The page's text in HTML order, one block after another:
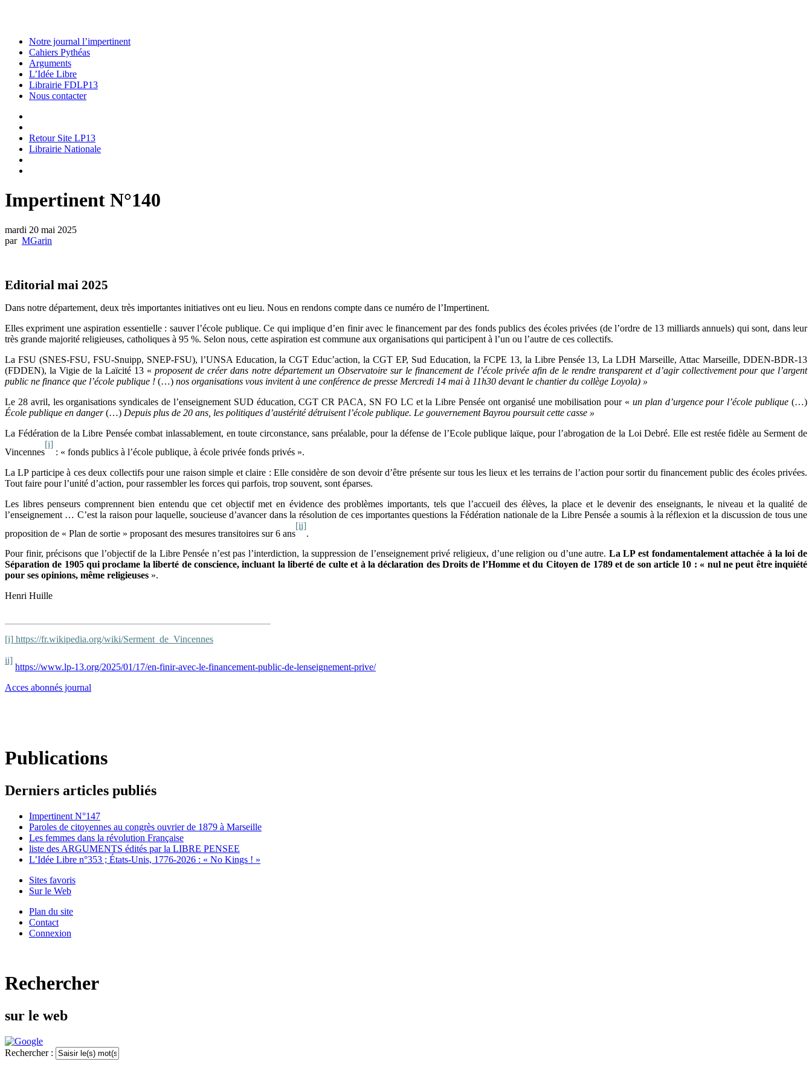
Notre journal l’impertinent
Cahiers Pythéas
Arguments
L’Idée Libre
Librairie FDLP13
Nous contacter
Retour Site LP13
Librairie Nationale
Impertinent N°140
mardi 20 mai 2025
par MGarin
Editorial mai 2025
Dans notre département, deux très importantes initiatives ont eu lieu. Nous en rendons compte dans ce numéro de l’Impertinent.
Elles expriment une aspiration essentielle : sauver l’école publique. Ce qui implique d’en finir avec le financement par des fonds publics des écoles privées (de l’ordre de 13 milliards annuels) qui sont, dans leur
très grande majorité religieuses, catholiques à 95 %. Selon nous, cette aspiration est commune aux organisations qui participent à l’un ou l’autre de ces collectifs.
La FSU (SNES-FSU, FSU-Snuipp, SNEP-FSU), l’UNSA Education, la CGT Educ’action, la CGT EP, Sud Education, la FCPE 13, la Libre Pensée 13, La LDH Marseille, Attac Marseille, DDEN-BDR-13
(FDDEN), la Vigie de la Laïcité 13 « proposent de créer dans notre département un Observatoire sur le financement de l’école privée afin de le rendre transparent et d’agir collectivement pour que l’argent
public ne finance que l’école publique ! (…) nos organisations vous invitent à une conférence de presse Mercredi 14 mai à 11h30 devant le chantier du collège Loyola) »
Le 28 avril, les organisations syndicales de l’enseignement SUD éducation, CGT CR PACA, SN FO LC et la Libre Pensée ont organisé une mobilisation pour « un plan d’urgence pour l’école publique (…)
École publique en danger(…) Depuis plus de 20 ans, les politiques d’austérité détruisent l’école publique. Le gouvernement Bayrou poursuit cette casse »
La Fédération de la Libre Pensée combat inlassablement, en toute circonstance, sans préalable, pour la défense de l’Ecole publique laïque, pour l’abrogation de la Loi Debré. Elle est restée fidèle au Serment de
Vincennes
[i]
: « fonds publics à l’école publique, à école privée fonds privés ».
La LP participe à ces deux collectifs pour une raison simple et claire : Elle considère de son devoir d’être présente sur tous les lieux et les terrains de l’action pour sortir du financement public des écoles privées.
Tout faire pour l’unité d’action, pour rassembler les forces qui parfois, trop souvent, sont éparses.
Les libres penseurs comprennent bien entendu que cet objectif met en évidence des problèmes importants, tels que l’accueil des élèves, la place et le devenir des enseignants, le niveau et la qualité de
l’enseignement … C’est la raison pour laquelle, soucieuse d’avancer dans la résolution de ces importantes questions la Fédération nationale de la Libre Pensée a soumis à la réflexion et la discussion de tous une
proposition de « Plan de sortie » proposant des mesures transitoires sur 6 ans
[ii]
Pour finir, précisons que l’objectif de la Libre Pensée n’est pas l’interdiction, la suppression de l’enseignement privé religieux, d’une religion ou d’une autre. La LP est fondamentalement attachée à la loi de
Séparation de 1905 qui proclame la liberté de conscience, incluant la liberté de culte et à la déclaration des Droits de l’Homme et du Citoyen de 1789 et de son article 10 : « nul ne peut être inquiété
pour ses opinions, même religieuses ».
Henri Huille
[i] https://fr.wikipedia.org/wiki/Serment_de_Vincennes
ii]
https://www.lp-13.org/2025/01/17/en-finir-avec-le-financement-public-de-lenseignement-prive/
Acces abonnés journal
Publications
Derniers articles publiés
Impertinent N°147
Paroles de citoyennes au congrès ouvrier de 1879 à Marseille
Les femmes dans la révolution Française
liste des ARGUMENTS édités par la LIBRE PENSEE
L’Idée Libre n°353 ; États-Unis, 1776-2026 : « No Kings ! »
Sites favoris
Sur le Web
Plan du site
Contact
Connexion
Rechercher
sur le web
Rechercher :